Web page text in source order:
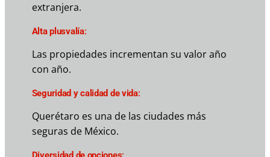
extranjera.
Alta plusvalía:
Las propiedades incrementan su valor año
con año.
Seguridad y calidad de vida:
Querétaro es una de las ciudades más
seguras de México.